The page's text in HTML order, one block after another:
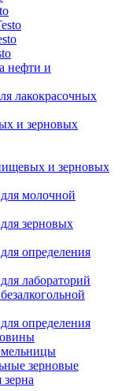
нефти и
лакокрасочных
и зерновых
и зерновых
молочной
зерновых
определения
лабораторий
определения
зерновые